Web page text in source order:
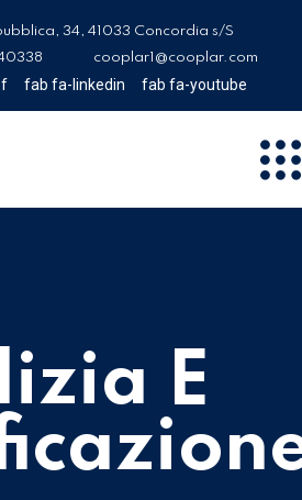
34, 41033 Concordia s/S
cooplar1@cooplar.com
f fab fa-linkedin fab fa-youtube
E